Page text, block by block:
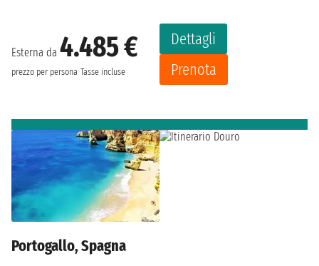
Esterna da 4.485 €
prezzo per persona Tasse incluse
Dettagli
Prenota
Portogallo, Spagna